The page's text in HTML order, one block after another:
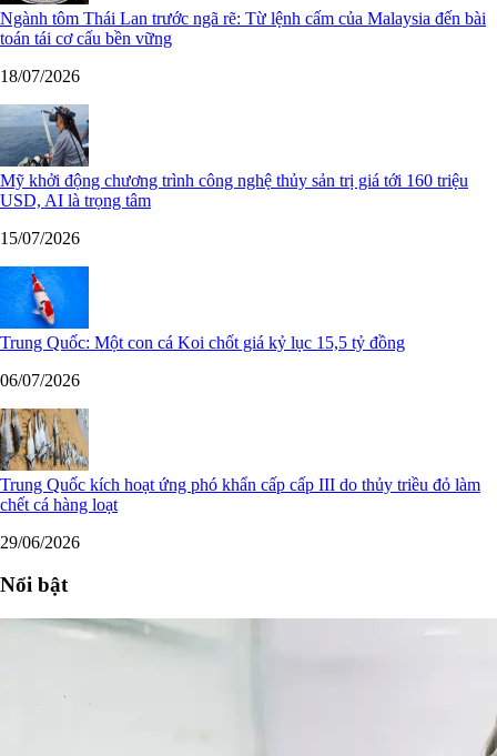
Ngành tôm Thái Lan trước ngã rẽ: Từ lệnh cấm của Malaysia đến bài
toán tái cơ cấu bền vững
18/07/2026
Mỹ khởi động chương trình công nghệ thủy sản trị giá tới 160 triệu
USD, AI là trọng tâm
15/07/2026
Trung Quốc: Một con cá Koi chốt giá kỷ lục 15,5 tỷ đồng
06/07/2026
Trung Quốc kích hoạt ứng phó khẩn cấp cấp III do thủy triều đỏ làm
chết cá hàng loạt
29/06/2026
Nổi bật